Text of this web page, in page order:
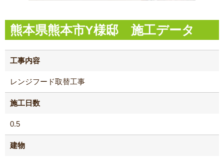
熊本県熊本市Y様邸 施工データ
工事内容
レンジフード取替工事
施工日数
0.5
建物